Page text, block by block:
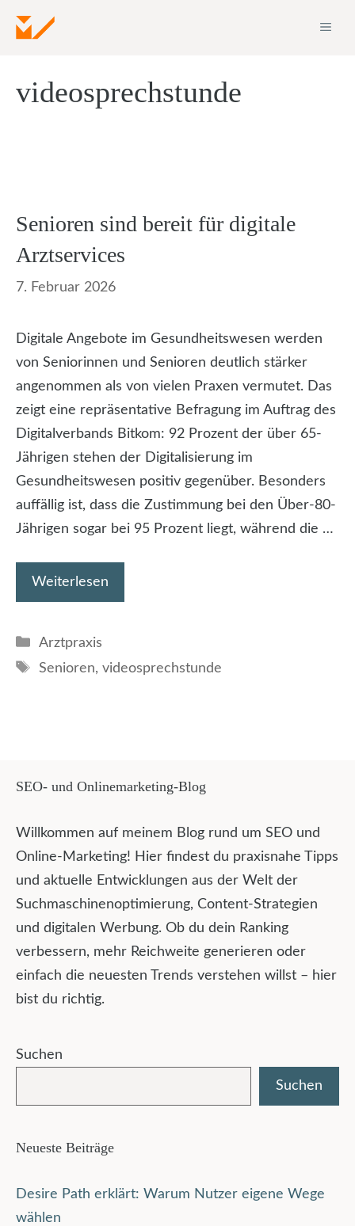
Inhalt
videosprechstunde
Senioren sind bereit für digitale
Arztservices
7. Februar 2026
Digitale Angebote im Gesundheitswesen werden
von Seniorinnen und Senioren deutlich stärker
angenommen als von vielen Praxen vermutet. Das
zeigt eine repräsentative Befragung im Auftrag des
Digitalverbands Bitkom: 92 Prozent der über 65-
Jährigen stehen der Digitalisierung im
Gesundheitswesen positiv gegenüber. Besonders
auffällig ist, dass die Zustimmung bei den Über-80-
Jährigen sogar bei 95 Prozent liegt, während die …
Weiterlesen
Kategorien
Arztpraxis
Schlagwörter
Senioren, videosprechstunde
SEO- und Onlinemarketing-Blog
Willkommen auf meinem Blog rund um SEO und
Online-Marketing! Hier findest du praxisnahe Tipps
und aktuelle Entwicklungen aus der Welt der
Suchmaschinenoptimierung, Content-Strategien
und digitalen Werbung. Ob du dein Ranking
verbessern, mehr Reichweite generieren oder
einfach die neuesten Trends verstehen willst – hier
bist du richtig.
Suchen
Suchen
Neueste Beiträge
Desire Path erklärt: Warum Nutzer eigene Wege
wählen